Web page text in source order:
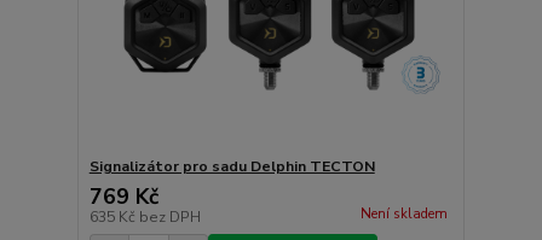
Signalizátor pro sadu Delphin TECTON
769 Kč
635 Kč bez DPH Není skladem